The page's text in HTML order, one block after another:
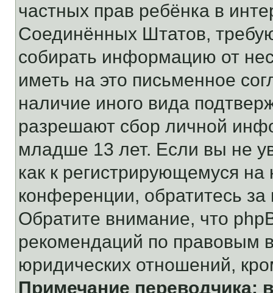
частных прав ребёнка в
Соединённых Штатов,
собирать информацию от
иметь на это письменное
наличие иного вида
разрешают сбор личной
младше 13 лет. Если вы не
как к регистрирующемуся
конференции, обратитесь
Обратите внимание, что
рекомендаций по правовым
юридических отношений,
Примечание переводчика: